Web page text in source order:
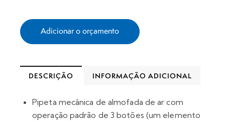
Adicionar o orçamento
DESCRIÇÃO INFORMAÇÃO ADICIONAL
Pipeta mecânica de almofada de ar com
operação padrão de 3 botões (um elemento